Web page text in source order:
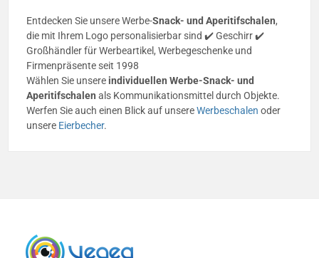
Entdecken Sie unsere Werbe-Snack- und Aperitifschalen,
die mit Ihrem Logo personalisierbar sind ✔️ Geschirr ✔️
Großhändler für Werbeartikel, Werbegeschenke und
Firmenpräsente seit 1998
Wählen Sie unsere individuellen Werbe-Snack- und
Aperitifschalen als Kommunikationsmittel durch Objekte.
Werfen Sie auch einen Blick auf unsereWerbeschalen oder
unsere Eierbecher.